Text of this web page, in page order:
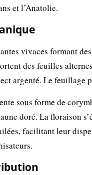
et l’Anatolie.
vivaces formant
des feuilles
argenté. Le feuillage
sous forme de
doré. La floraison
facilitant leur